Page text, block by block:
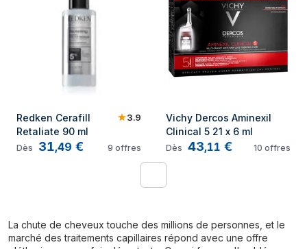
Redken Cerafill
Retaliate 90 ml
3.9
Dès 31,49 € 9 offres
Vichy Dercos Aminexil
Clinical 5 21 x 6 ml
Dès 43,11 € 10 offres
La chute de cheveux touche des millions de personnes, et le
marché des traitements capillaires répond avec une offre